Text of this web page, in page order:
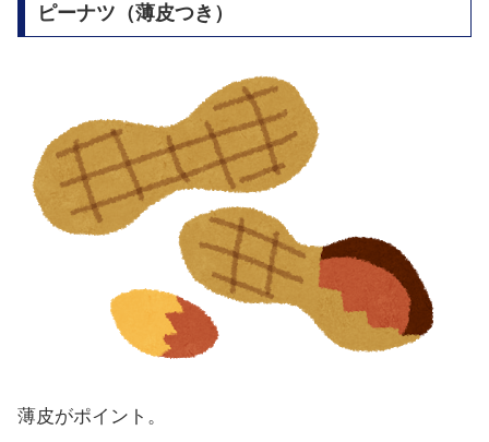
ピーナツ（薄皮つき）
薄皮がポイント。